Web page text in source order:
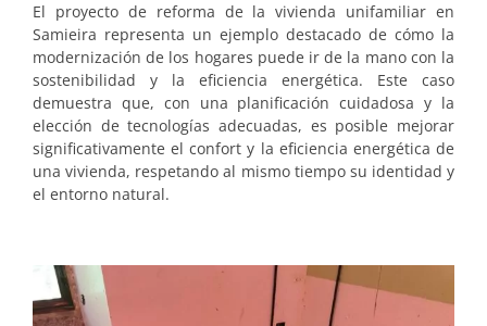
El proyecto de reforma de la vivienda unifamiliar en
Samieira representa un ejemplo destacado de cómo la
modernización de los hogares puede ir de la mano con la
sostenibilidad y la eficiencia energética. Este caso
demuestra que, con una planificación cuidadosa y la
elección de tecnologías adecuadas, es posible mejorar
significativamente el confort y la eficiencia energética de
una vivienda, respetando al mismo tiempo su identidad y
el entorno natural.